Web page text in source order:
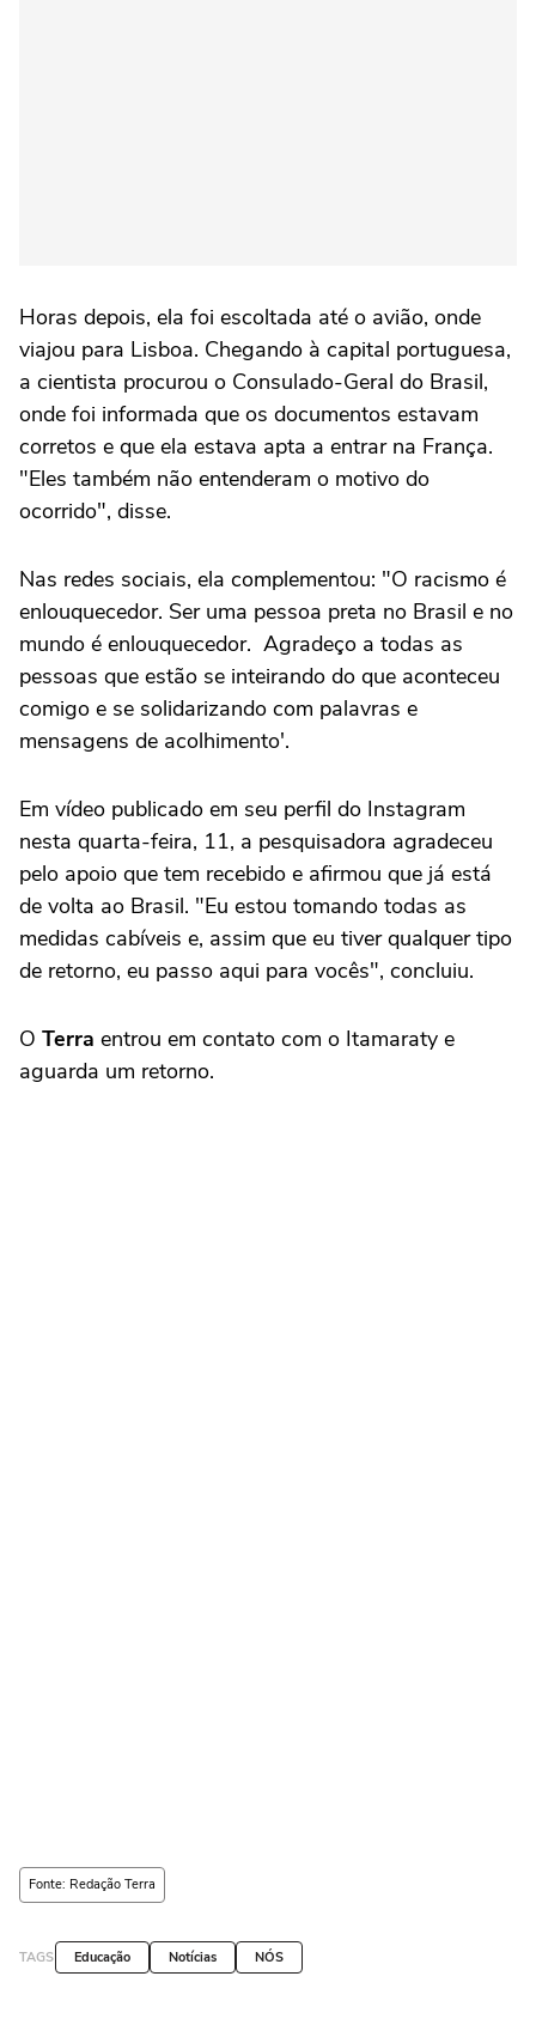
Horas depois, ela foi escoltada até o avião, onde
viajou para Lisboa. Chegando à capital portuguesa,
a cientista procurou o Consulado-Geral do Brasil,
onde foi informada que os documentos estavam
corretos e que ela estava apta a entrar na França.
"Eles também não entenderam o motivo do
ocorrido", disse.
Nas redes sociais, ela complementou: "O racismo é
enlouquecedor. Ser uma pessoa preta no Brasil e no
mundo é enlouquecedor. Agradeço a todas as
pessoas que estão se inteirando do que aconteceu
comigo e se solidarizando com palavras e
mensagens de acolhimento'.
Em vídeo publicado em seu perfil do Instagram
nesta quarta-feira, 11, a pesquisadora agradeceu
pelo apoio que tem recebido e afirmou que já está
de volta ao Brasil. "Eu estou tomando todas as
medidas cabíveis e, assim que eu tiver qualquer tipo
de retorno, eu passo aqui para vocês", concluiu.
O Terra entrou em contato com o Itamaraty e
aguarda um retorno.
Fonte: Redação Terra
TAGS Educação Notícias NÓS